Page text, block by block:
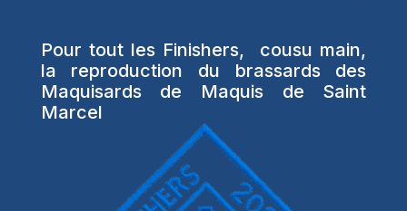
Pour tout les Finishers, cousu main,
la reproduction du brassards des
Maquisards de Maquis de Saint
Marcel